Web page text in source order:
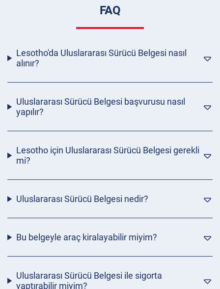
FAQ
Lesotho'da Uluslararası Sürücü Belgesi nasıl
alınır?
Uluslararası Sürücü Belgesi başvurusu nasıl
yapılır?
Lesotho için Uluslararası Sürücü Belgesi gerekli
mi?
Uluslararası Sürücü Belgesi nedir?
Bu belgeyle araç kiralayabilir miyim?
Uluslararası Sürücü Belgesi ile sigorta
yaptırabilir miyim?